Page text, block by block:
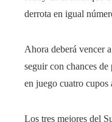
derrota en igual
Ahora deberá vencer
seguir con chances
en juego cuatro
Los tres mejores del